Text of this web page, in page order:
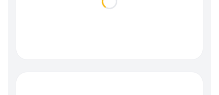
Loading...